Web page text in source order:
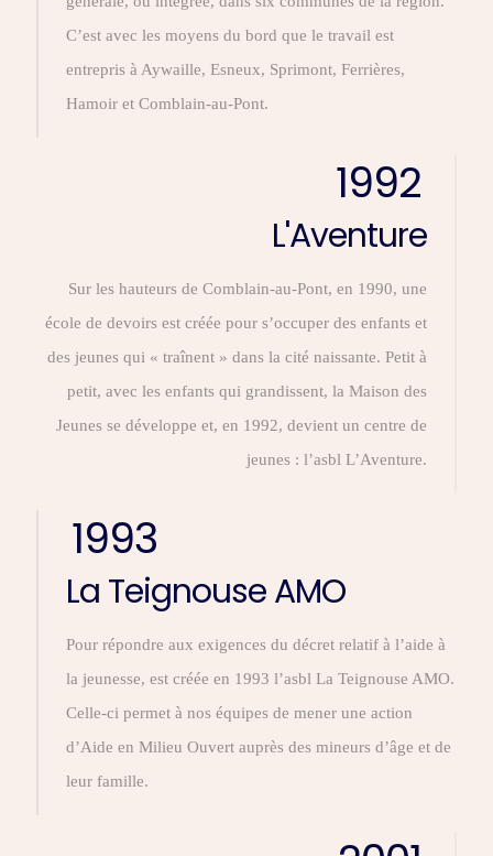
C’est avec les moyens du bord que le travail est
entrepris à Aywaille, Esneux, Sprimont, Ferrières,
Hamoir et Comblain-au-Pont.
1992
L'Aventure
Sur les hauteurs de Comblain-au-Pont, en 1990, une
école de devoirs est créée pour s’occuper des enfants et
des jeunes qui « traînent » dans la cité naissante. Petit à
petit, avec les enfants qui grandissent, la Maison des
Jeunes se développe et, en 1992, devient un centre de
jeunes : l’asbl L’Aventure.
1993
La Teignouse AMO
Pour répondre aux exigences du décret relatif à l’aide à
la jeunesse, est créée en 1993 l’asbl La Teignouse AMO.
Celle-ci permet à nos équipes de mener une action
d’Aide en Milieu Ouvert auprès des mineurs d’âge et de
leur famille.